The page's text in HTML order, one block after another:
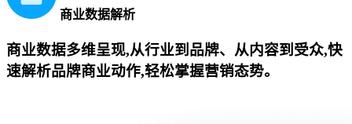
商业数据解析
商业数据多维呈现,从行业到品牌、从内容到受众,快
速解析品牌商业动作,轻松掌握营销态势。